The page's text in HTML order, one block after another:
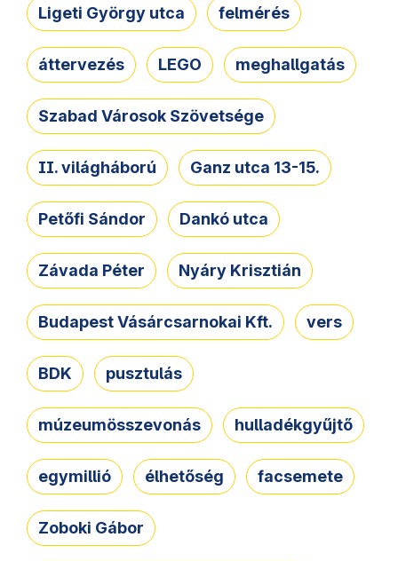
Ligeti György utca felmérés
áttervezés LEGO meghallgatás
Szabad Városok Szövetsége
II. világháború Ganz utca 13-15.
Petőfi Sándor Dankó utca
Závada Péter Nyáry Krisztián
Budapest Vásárcsarnokai Kft. vers
BDK pusztulás
múzeumösszevonás hulladékgyűjtő
egymillió élhetőség facsemete
Zoboki Gábor